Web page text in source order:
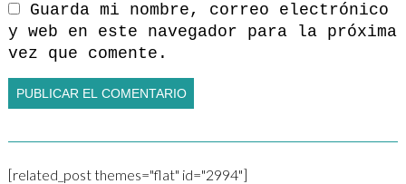
Guarda mi nombre, correo electrónico
y web en este navegador para la próxima
vez que comente.
[related_post themes="flat" id="2994"]